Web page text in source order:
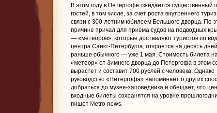
В этом году в Петергофе ожидается существенный
гостей, в том числе, за счет роста внутреннего
связи с 300-летним юбилеем Большого дворца. По
причине причал для приема судов на подводных
— «метеоров», которые доставляют туристов по
центра Санкт-Петербурга, откроется на десять дней
раньше обычного — уже 1 мая. Стоимость билета
«метеор» от Зимнего дворца до Петергофа в этом
вырастет и составит 700 рублей с человека. Однако
руководство «Петергофа» напоминает о других
добраться до музея-заповедника и обещает, что
входные билеты сохранятся на уровне
пишет Metro-news.